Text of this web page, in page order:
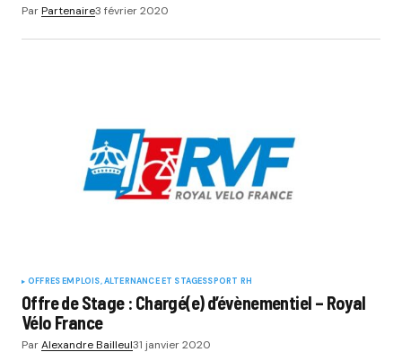
ParPartenaire3 février 2020
OFFRES EMPLOIS, ALTERNANCE ET STAGESSPORT RH
Offre de Stage : Chargé(e) d’évènementiel – Royal
Vélo France
ParAlexandre Bailleul31 janvier 2020